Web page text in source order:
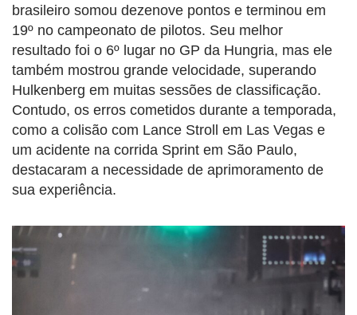
brasileiro somou dezenove pontos e terminou em
19º no campeonato de pilotos. Seu melhor
resultado foi o 6º lugar no GP da Hungria, mas ele
também mostrou grande velocidade, superando
Hulkenberg em muitas sessões de classificação.
Contudo, os erros cometidos durante a temporada,
como a colisão com Lance Stroll em Las Vegas e
um acidente na corrida Sprint em São Paulo,
destacaram a necessidade de aprimoramento de
sua experiência.